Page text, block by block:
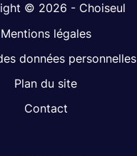
© 2026 - Choiseul
Mentions légales
données personnelles
Plan du site
Contact